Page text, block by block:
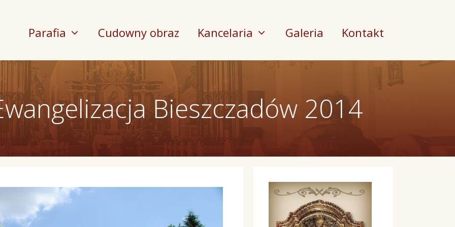
Parafia Cudowny obraz Kancelaria Galeria Kontakt
Bieszczadów 2014